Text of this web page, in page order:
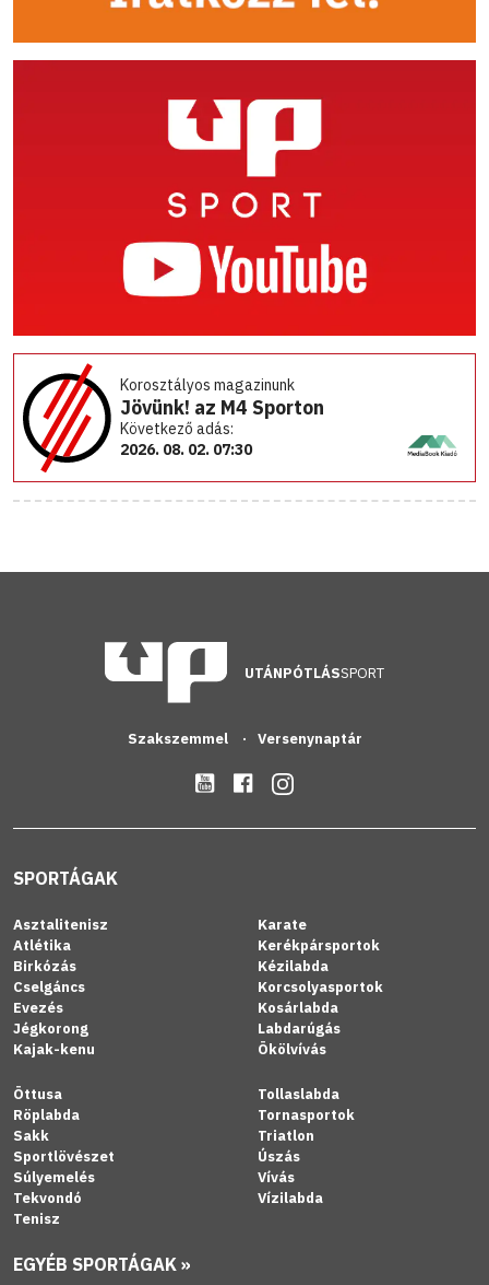
Korosztályos magazinunk
Jövünk! az M4 Sporton
Következő adás:
2026. 08. 02. 07:30
UTÁNPÓTLÁSSPORT
Szakszemmel Versenynaptár
SPORTÁGAK
Asztalitenisz
Atlétika
Birkózás
Cselgáncs
Evezés
Jégkorong
Kajak-kenu
Karate
Kerékpársportok
Kézilabda
Korcsolyasportok
Kosárlabda
Labdarúgás
Ökölvívás
Öttusa
Röplabda
Sakk
Sportlövészet
Súlyemelés
Tekvondó
Tenisz
Tollaslabda
Tornasportok
Triatlon
Úszás
Vívás
Vízilabda
EGYÉB SPORTÁGAK »